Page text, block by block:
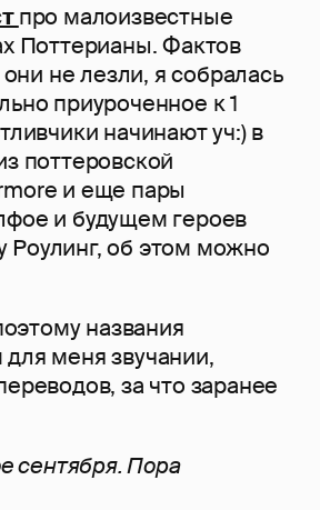
про малоизвестные
Поттерианы. Фактов
не лезли, я собралась
приуроченное к 1
начинают уч:) в
поттеровской
и еще пары
и будущем героев
Роулинг, об этом можно
названия
меня звучании,
за что заранее
сентября. Пора